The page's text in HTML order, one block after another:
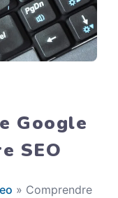
Google
SEO
» Comprendre